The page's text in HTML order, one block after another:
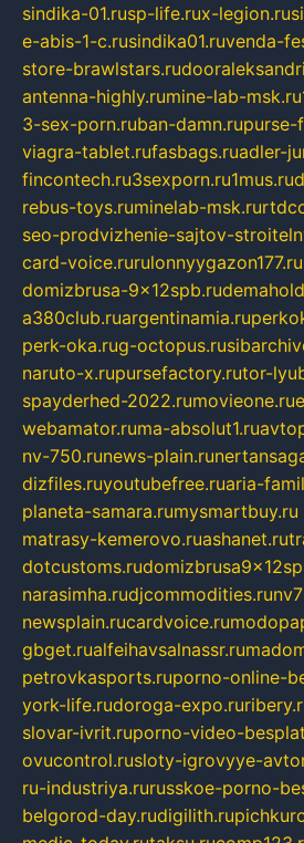
sindika-01.rusp-life.rux-legion.ru
e-abis-1-c.rusindika01.ruvenda-
store-brawlstars.ru
antenna-highly.rumine-lab-msk.ru
3-sex-porn.ruban-damn.rupurse-
viagra-tablet.rufasbags.ruadler-
fincontech.ru3sexporn.ru1mus.ru
rebus-toys.ruminelab-msk.ru
seo-prodvizhenie-sajtov-
card-voice.rurulonnyygazon177.ru
domizbrusa-9x12spb.ru
a380club.ruargentinamia.ru
perk-oka.rug-octopus.ru
naruto-x.rupursefactory.rutor-
spayderhed-2022.rumovieone.ru
webamator.ruma-absolut1.ru
nv-750.runews-plain.ru
dizfiles.ruyoutubefree.ruaria-
planeta-samara.rumysmartbuy.ru
matrasy-kemerovo.ruashanet.ru
dotcustoms.ru
narasimha.rudjcommodities.ru
newsplain.rucardvoice.ru
gbget.rualfeihavsalnassr.ru
petrovkasports.ruporno-online-
york-life.rudoroga-expo.ru
slovar-ivrit.ruporno-video-
ovucontrol.rusloty-igrovyye-
ru-industriya.rurusskoe-porno-
belgorod-day.rudigilith.ru